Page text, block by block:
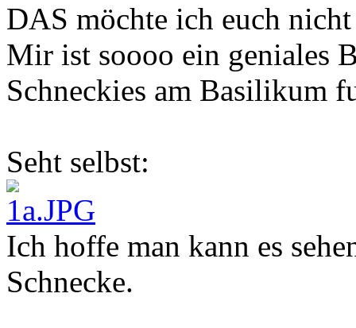
DAS möchte ich euch
Mir ist soooo ein geniales
Schneckies am Basilikum
Seht selbst:
Ich hoffe man kann es
Schnecke.